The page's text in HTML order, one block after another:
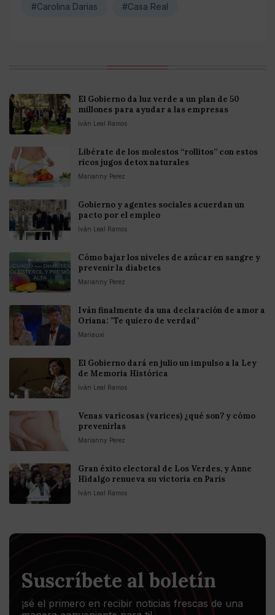
#Carolina Darias #Casa Real
El Gobierno da luz verde a un plan de 50
millones para ayudar a las empresas
Iván Leal Ramos
Libérate de los molestos “rollitos” con estos
ricos jugos detox naturales
Marianny Perez
Gobierno y agentes sociales acuerdan un
pacto por el empleo
Iván Leal Ramos
Cómo bajar los niveles de azúcar en sangre y
prevenir la diabetes
Marianny Perez
Iván finalmente da una declaración de amor a
Oriana: "Te quiero de verdad"
Mariauxi
El Gobierno dará en julio un impulso a la Ley
de Memoria Histórica
Iván Leal Ramos
Venas varicosas (varices) ¿qué son? y cómo
prevenirlas
Marianny Perez
Gran éxito electoral de Los Verdes, y Anne
Hidalgo renueva su victoria en París
Iván Leal Ramos
Suscríbete al boletín
¡sé el primero en recibir noticias frescas de una